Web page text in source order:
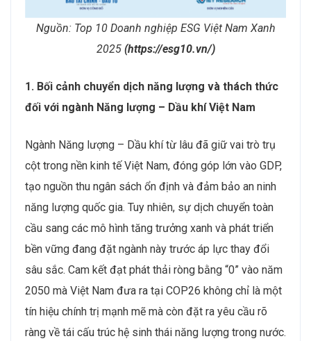
Nguồn: Top 10 Doanh nghiệp ESG Việt Nam Xanh
2025 (https://esg10.vn/)
1. Bối cảnh chuyển dịch năng lượng và thách thức
đối với ngành Năng lượng – Dầu khíViệt Nam
Ngành Năng lượng – Dầu khí từ lâu đã giữ vai trò trụ
cột trong nền kinh tế Việt Nam, đóng góp lớn vào GDP,
tạo nguồn thu ngân sách ổn định và đảm bảo an ninh
năng lượng quốc gia. Tuy nhiên, sự dịch chuyển toàn
cầu sang các mô hình tăng trưởng xanh và phát triển
bền vững đang đặt ngành này trước áp lực thay đổi
sâu sắc. Cam kết đạt phát thải ròng bằng “0” vào năm
2050 mà Việt Nam đưa ra tại COP26 không chỉ là một
tín hiệu chính trị mạnh mẽ mà còn đặt ra yêu cầu rõ
ràng về tái cấu trúc hệ sinh thái năng lượng trong nước.